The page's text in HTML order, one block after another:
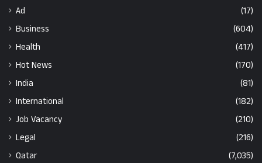
Ad
(17)
Business
(604)
Health
(417)
Hot News
(170)
India
(81)
International
(182)
Job Vacancy
(210)
Legal
(216)
Qatar
(7,035)